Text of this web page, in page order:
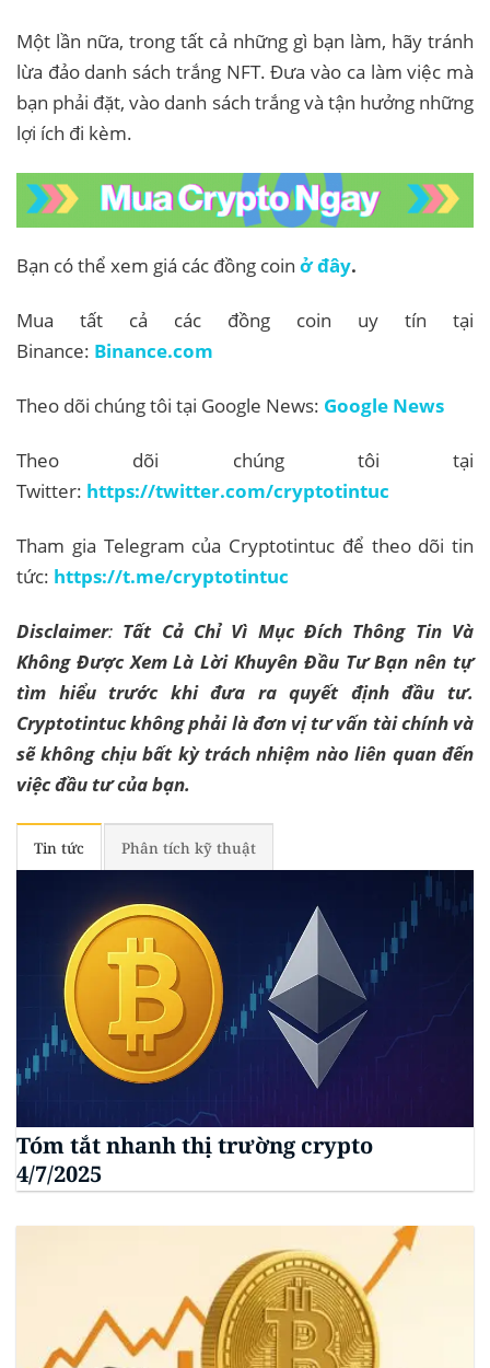
Một lần nữa, trong tất cả những gì bạn làm, hãy tránh
lừa đảo danh sách trắng NFT. Đưa vào ca làm việc mà
bạn phải đặt, vào danh sách trắng và tận hưởng những
lợi ích đi kèm.
Bạn có thể xem giá các đồng coin ở đây.
Mua tất cả các đồng coin uy tín tại
Binance: Binance.com
Theo dõi chúng tôi tại Google News: Google News
Theo dõi chúng tôi tại
Twitter: https://twitter.com/cryptotintuc
Tham gia Telegram của Cryptotintuc để theo dõi tin
tức: https://t.me/cryptotintuc
Disclaimer: Tất Cả Chỉ Vì Mục Đích Thông Tin Và
Không Được Xem Là Lời Khuyên Đầu Tư Bạn nên tự
tìm hiểu trước khi đưa ra quyết định đầu tư.
Cryptotintuc không phải là đơn vị tư vấn tài chính và
sẽ không chịu bất kỳ trách nhiệm nào liên quan đến
việc đầu tư của bạn.
Tin tức Phân tích kỹ thuật
Tóm tắt nhanh thị trường crypto
4/7/2025